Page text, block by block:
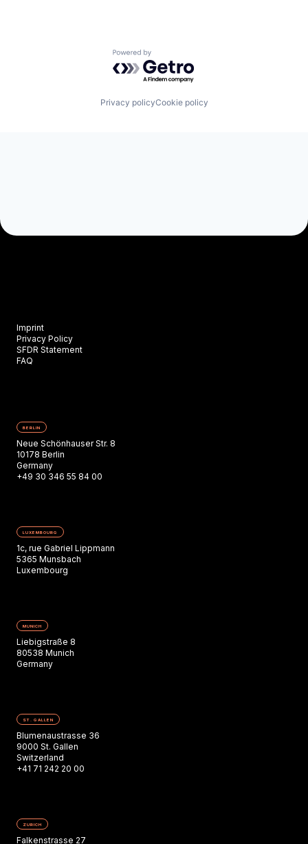
Powered by Getro.com
Privacy policyCookie policy
Imprint
Privacy Policy
SFDR Statement
FAQ
BERLIN
Neue Schönhauser Str. 8
10178 Berlin
Germany
+49 30 346 55 84 00
LUXEMBOURG
1c, rue Gabriel Lippmann
5365 Munsbach
Luxembourg
MUNICH
Liebigstraße 8
80538 Munich
Germany
ST. GALLEN
Blumenaustrasse 36
9000 St. Gallen
Switzerland
+41 71 242 20 00
ZURICH
Falkenstrasse 27